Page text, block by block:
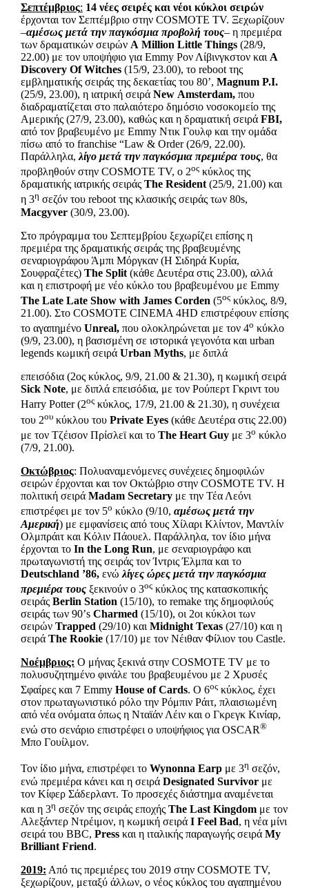
Σεπτέμβριος: 14 νέες σειρές και νέοι κύκλοι σειρών
έρχονται τον Σεπτέμβριο στην COSMOTE TV. Ξεχωρίζουν
–αμέσως μετά την παγκόσμια προβολή τους– η πρεμιέρα
των δραματικών σειρών A Million Little Things (28/9,
22.00) με τον υποψήφιο για Emmy Ρον Λίβινγκστον και A
Discovery Of Witches (15/9, 23.00), το reboot της
εμβληματικής σειράς της δεκαετίας του 80’, Magnum P.I.
(25/9, 23.00), η ιατρική σειρά New Amsterdam, που
διαδραματίζεται στο παλαιότερο δημόσιο νοσοκομείο της
Αμερικής (27/9, 23.00), καθώς και η δραματική σειρά FBI,
από τον βραβευμένο με Emmy Ντικ Γουλφ και την ομάδα
πίσω από το franchise “Law & Order (26/9, 22.00).
Παράλληλα, λίγο μετά την παγκόσμια πρεμιέρα τους, θα
προβληθούν στην COSMOTE TV, ο 2ος κύκλος της
δραματικής ιατρικής σειράς The Resident (25/9, 21.00) και
η 3η σεζόν του reboot της κλασικής σειράς των 80s,
Macgyver (30/9, 23.00).
Στο πρόγραμμα του Σεπτεμβρίου ξεχωρίζει επίσης η
πρεμιέρα της δραματικής σειράς της βραβευμένης
σεναριογράφου Άμπι Μόργκαν (Η Σιδηρά Κυρία,
Σουφραζέτες) The Split (κάθε Δευτέρα στις 23.00), αλλά
και η επιστροφή με νέο κύκλο του βραβευμένου με Emmy
The Late Late Show with James Corden (5ος κύκλος, 8/9,
21.00). Στο COSMOTE CINEMA 4HD επιστρέφουν επίσης
το αγαπημένο Unreal, που ολοκληρώνεται με τον 4ο κύκλο
(9/9, 23.00), η βασισμένη σε ιστορικά γεγονότα και urban
legends κωμική σειρά Urban Myths, με διπλά
επεισόδια (2ος κύκλος, 9/9, 21.00 & 21.30), η κωμική σειρά
Sick Note, με διπλά επεισόδια, με τον Ρούπερτ Γκριντ του
Harry Potter (2ος κύκλος, 17/9, 21.00 & 21.30), η συνέχεια
του 2ου κύκλου του Private Eyes (κάθε Δευτέρα στις 22.00)
με τον Τζέισον Πρίσλεϊ και το The Heart Guy με 3ο κύκλο
(7/9, 21.00).
Οκτώβριος: Πολυαναμενόμενες συνέχειες δημοφιλών
σειρών έρχονται και τον Οκτώβριο στην COSMOTE TV. Η
πολιτική σειρά Madam Secretary με την Τέα Λεόνι
επιστρέφει με τον 5ο κύκλο (9/10, αμέσως μετά την
Αμερική) με εμφανίσεις από τους Χίλαρι Κλίντον, Μαντλίν
Ολμπράιτ και Κόλιν Πάουελ. Παράλληλα, τον ίδιο μήνα
έρχονται το In the Long Run, με σεναριογράφο και
πρωταγωνιστή της σειράς τον Ίντρις Έλμπα και το
Deutschland ’86, ενώ λίγες ώρες μετά την παγκόσμια
πρεμιέρα τους ξεκινούν ο 3ος κύκλος της κατασκοπικής
σειράς Berlin Station (15/10), το remake της δημοφιλούς
σειράς των 90’s Charmed (15/10), οι 2οι κύκλοι των
σειρών Trapped (29/10) και Midnight Texas (27/10) και η
σειρά The Rookie (17/10) με τον Νέιθαν Φίλιον του Castle.
Νοέμβριος: Ο μήνας ξεκινά στην COSMOTE TV με το
πολυσυζητημένο φινάλε του βραβευμένου με 2 Χρυσές
Σφαίρες και 7 Emmy House of Cards. Ο 6ος κύκλος, έχει
στον πρωταγωνιστικό ρόλο την Ρόμπιν Ράιτ, πλαισιωμένη
από νέα ονόματα όπως η Νταϊάν Λέιν και ο Γκρεγκ Κινίαρ,
ενώ στο σενάριο επιστρέφει ο υποψήφιος για OSCAR®
Μπο Γουίλμον.
Τον ίδιο μήνα, επιστρέφει το Wynonna Earp με 3η σεζόν,
ενώ πρεμιέρα κάνει και η σειρά Designated Survivor με
τον Κίφερ Σάδερλαντ. Το προσεχές διάστημα αναμένεται
και η 3η σεζόν της σειράς εποχής The Last Kingdom με τον
Αλεξάντερ Ντρέιμον, η κωμική σειρά I Feel Bad, η νέα μίνι
σειρά του BBC, Press και η ιταλικής παραγωγής σειρά My
Brilliant Friend.
2019: Από τις πρεμιέρες του 2019 στην COSMOTE TV,
ξεχωρίζουν, μεταξύ άλλων, ο νέος κύκλος του αγαπημένου